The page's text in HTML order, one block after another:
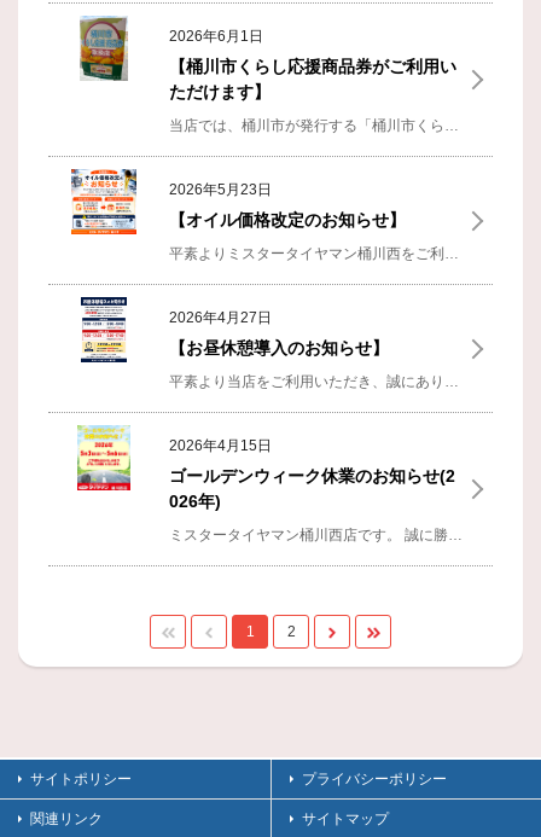
2026年6月1日
【桶川市くらし応援商品券がご利用い
ただけます】
当店では、桶川市が発行する「桶川市くらし応援商品券」をご利用いただけます。
2026年5月23日
【オイル価格改定のお知らせ】
平素よりミスタータイヤマン桶川西をご利用いただき、誠にありがとうございます。
2026年4月27日
【お昼休憩導入のお知らせ】
平素より当店をご利用いただき、誠にありがとうございます。
2026年4月15日
ゴールデンウィーク休業のお知らせ(2
026年)
ミスタータイヤマン桶川西店です。 誠に勝手ながら、下記の期間を
1 2
サイトポリシー プライバシーポリシー
関連リンク サイトマップ